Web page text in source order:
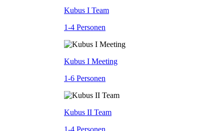
Kubus I Team
1-4 Personen
Kubus I Meeting
1-6 Personen
Kubus II Team
1-4 Personen